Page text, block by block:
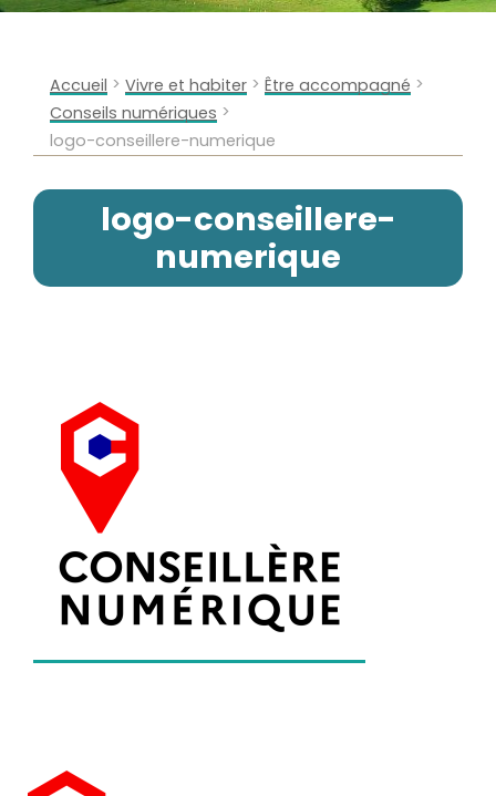
Accueil > Vivre et habiter > Être accompagné >
Conseils numériques >
logo-conseillere-numerique
logo-conseillere-
numerique